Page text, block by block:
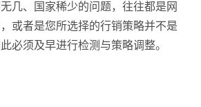
几、国家稀少的问题，往往都是网
或者是您所选择的行销策略并不是
必须及早进行检测与策略调整。